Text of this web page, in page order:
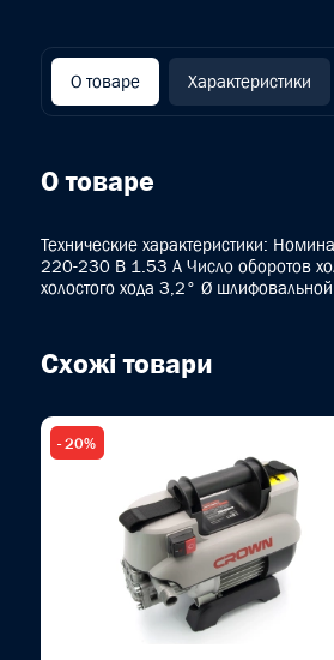
О товаре Характеристики
О товаре
Технические характеристики:
220-230 В 1.53 A Число оборотов
холостого хода 3,2° Ø
Схожі товари
- 20%